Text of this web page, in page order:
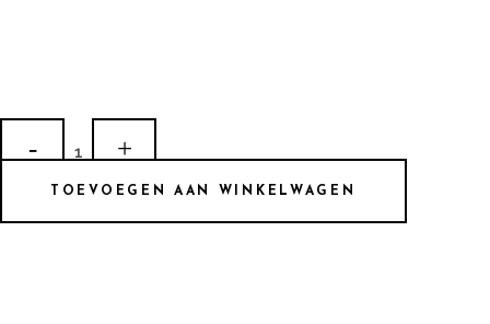
quantity
TOEVOEGEN AAN WINKELWAGEN